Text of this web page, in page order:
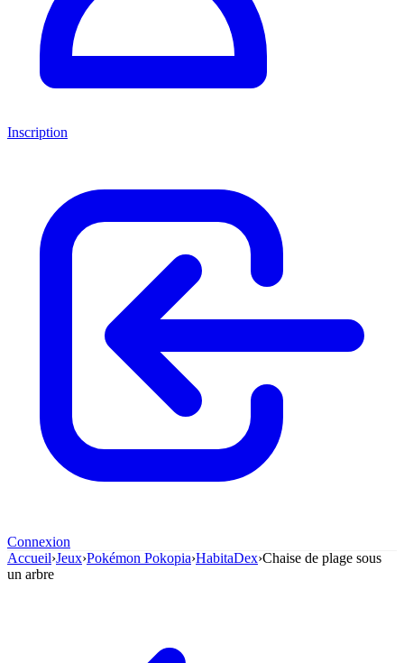
Inscription
Connexion
Accueil›Jeux›Pokémon Pokopia›HabitaDex›Chaise de plage sous
un arbre